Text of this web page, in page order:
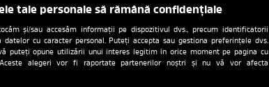
tale personale să rămână confidențiale
și/sau accesăm informații pe dispozitivul dvs., precum identificatorii
datelor cu caracter personal. Puteți accepta sau gestiona preferințele dvs.
puteți opune utilizării unui interes legitim în orice moment pe pagina cu
alegeri vor fi raportate partenerilor noștri și nu vă vor afecta